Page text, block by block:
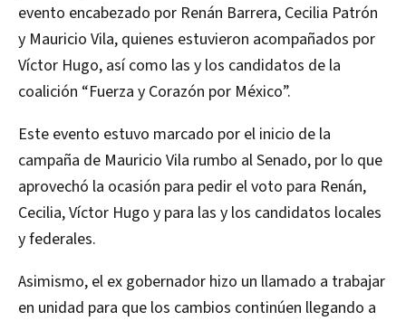
evento encabezado por Renán Barrera, Cecilia Patrón
y Mauricio Vila, quienes estuvieron acompañados por
Víctor Hugo, así como las y los candidatos de la
coalición “Fuerza y Corazón por México”.
Este evento estuvo marcado por el inicio de la
campaña de Mauricio Vila rumbo al Senado, por lo que
aprovechó la ocasión para pedir el voto para Renán,
Cecilia, Víctor Hugo y para las y los candidatos locales
y federales.
Asimismo, el ex gobernador hizo un llamado a trabajar
en unidad para que los cambios continúen llegando a